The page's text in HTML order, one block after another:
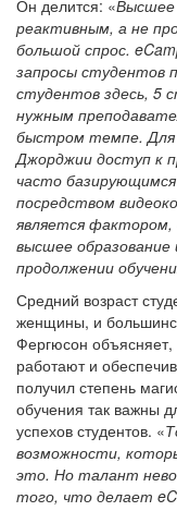
Он делится: «Высшее
реактивным, а не
большой спрос.
запросы студентов
студентов здесь, 5
нужным
быстром темпе. Для
Джорджии доступ к
часто базирующимся
посредством
является
высшее
продолжении
Средний возраст
женщины, и
Фергюсон объясняет,
работают и
получил степень
обучения так важны
успехов студентов. «
возможности,
это. Но талант
того, что делает